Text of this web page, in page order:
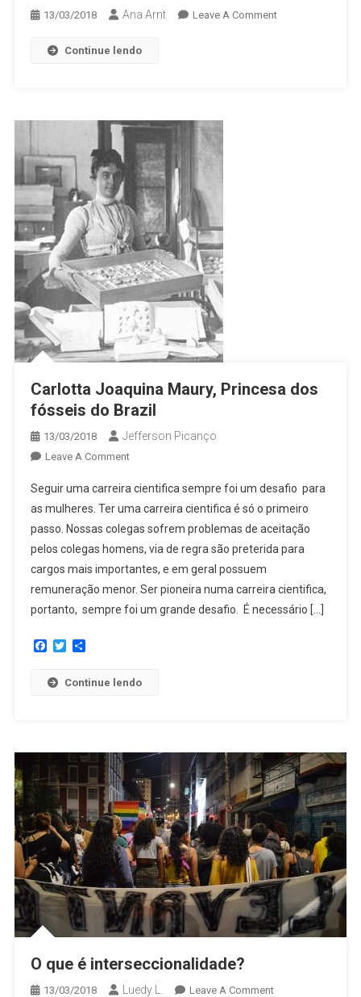
13/03/2018 Ana Arnt Leave A Comment
Continue lendo
Carlotta Joaquina Maury, Princesa dos
fósseis do Brazil
13/03/2018 Jefferson Picanço
Leave A Comment
Seguir uma carreira cientifica sempre foi um desafio para
as mulheres. Ter uma carreira cientifica é só o primeiro
passo. Nossas colegas sofrem problemas de aceitação
pelos colegas homens, via de regra são preterida para
cargos mais importantes, e em geral possuem
remuneração menor. Ser pioneira numa carreira cientifica,
portanto, sempre foi um grande desafio. É necessário […]
Facebook
TwitterShare
Continue lendo
O que é interseccionalidade?
13/03/2018 Luedy L. Leave A Comment